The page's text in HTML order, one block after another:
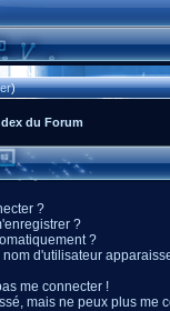
)
du Forum
?
?
?
d'utilisateur
me connecter !
mais ne peux plus me